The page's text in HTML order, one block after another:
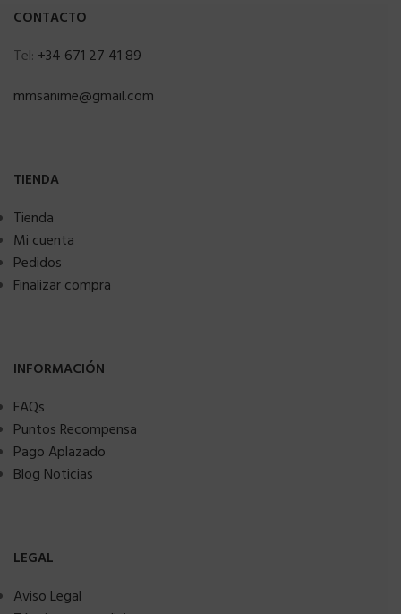
CONTACTO
Tel: +34 671 27 41 89
mmsanime@gmail.com
TIENDA
Tienda
Mi cuenta
Pedidos
Finalizar compra
INFORMACIÓN
FAQs
Puntos Recompensa
Pago Aplazado
Blog Noticias
LEGAL
Aviso Legal